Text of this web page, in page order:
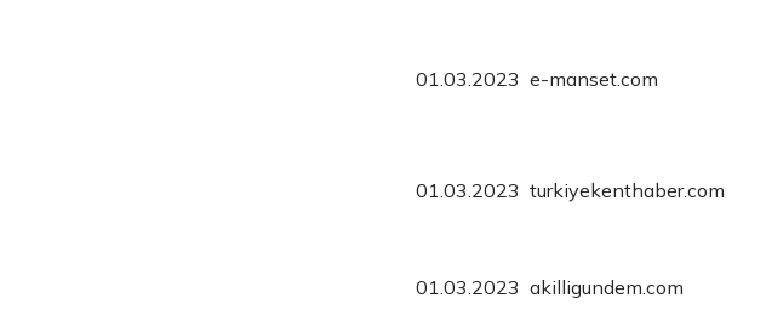
01.03.2023 e-manset.com
01.03.2023 turkiyekenthaber.com
01.03.2023 akilligundem.com